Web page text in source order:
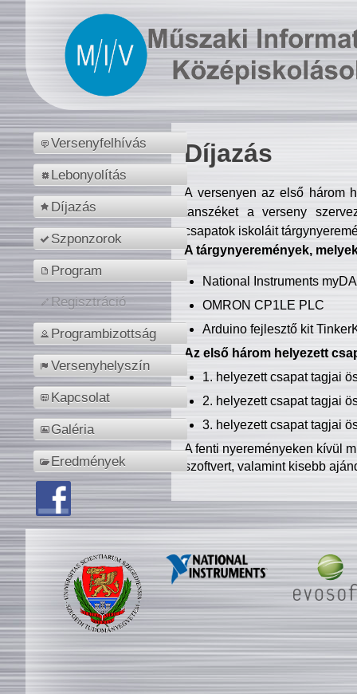
Versenyfelhívás
Lebonyolítás
Díjazás
Szponzorok
Program
Regisztráció
Programbizottság
Versenyhelyszín
Kapcsolat
Galéria
Eredmények
Díjazás
A versenyen az első három
tanszéket a verseny
csapatok iskoláit
A tárgynyeremények,
National Instruments
OMRON CP1LE PLC
Arduino fejlesztő kit
Az első három helyezett
1. helyezett csapat tagjai
2. helyezett csapat tagjai
3. helyezett csapat tagjai
A fenti nyereményeken kívül
szoftvert, valamint kisebb